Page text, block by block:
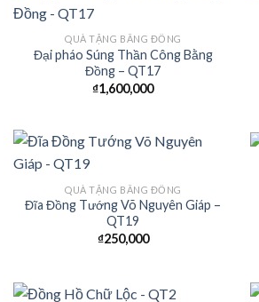
Add to
QUÀ TẶNG BẰNG ĐỒNG
Đại pháo Súng Thần Công Bằng
Đồng – QT17
₫1,600,000
Add to
QUÀ TẶNG BẰNG ĐỒNG
Đĩa Đồng Tướng Võ Nguyên Giáp –
QT19
₫250,000